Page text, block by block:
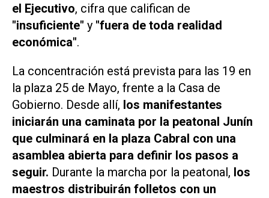
el Ejecutivo, cifra que califican de
"insuficiente" y "fuera de toda realidad
económica".
La concentración está prevista para las 19 en
la plaza 25 de Mayo, frente a la Casa de
Gobierno. Desde allí, los manifestantes
iniciarán una caminata por la peatonal Junín
que culminará en la plaza Cabral con una
asamblea abierta para definir los pasos a
seguir. Durante la marcha por la peatonal, los
maestros distribuirán folletos con un